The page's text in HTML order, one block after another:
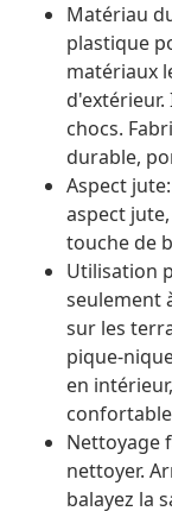
Matériau
plastique
matériaux
d'extérieur.
chocs.
durable,
Aspect
aspect
touche de
Utilisation
seulement
sur les
pique-
en
Nettoyage
nettoyer.
balayez la